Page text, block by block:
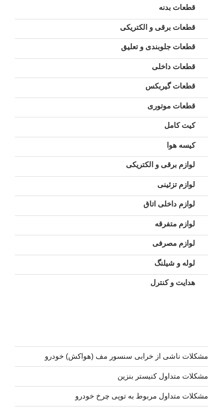
قطعات بدنه
قطعات برقی و الکتریکی
قطعات جلوبندی و تعلیق
قطعات داخلی
قطعات گیربکس
قطعات موتوری
کیت کامل
کیسه هوا
لوازم برقی و الکتریکی
لوازم تزئینی
لوازم داخلی اتاق
لوازم متفرقه
لوازم مصرفی
لوله و شیلنگ
هدایت و کنترل
مشکلات ناشی از خرابی سنسور مف (هواکش) خودرو
مشکلات متداول کنیستر بنزین
مشکلات متداول مربوط به توپی چرخ خودرو